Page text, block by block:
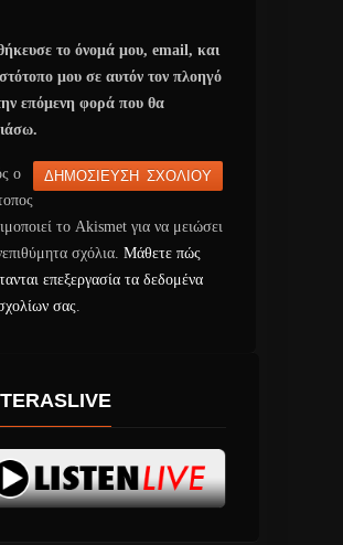
το όνομά μου, email, και
μου σε αυτόν τον πλοηγό
επόμενη φορά που θα
ο
το Akismet για να μειώσει
σχόλια. Μάθετε πώς
επεξεργασία τα δεδομένα
σας